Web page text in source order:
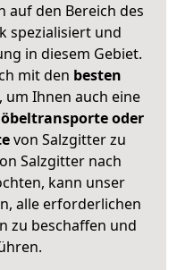
auf den Bereich des
spezialisiert und
in diesem Gebiet.
mit den besten
um Ihnen auch eine
oder
von Salzgitter zu
Salzgitter nach
kann unser
alle erforderlichen
zu beschaffen und